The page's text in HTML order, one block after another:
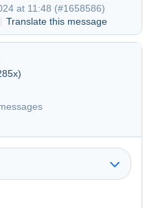
at 11:48 (#1658586)
Translate this message